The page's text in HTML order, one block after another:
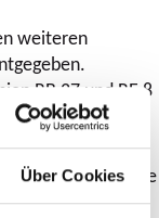
Über Cookies
weiteren
RB 27 und RE 8
Zeiträumen
auf der Strecke